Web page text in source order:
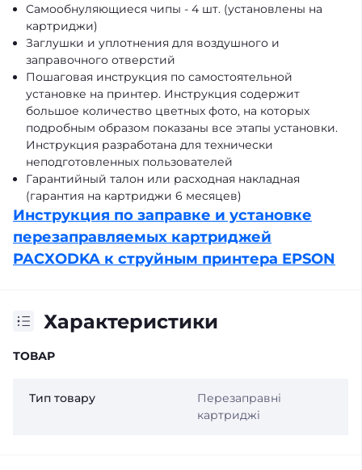
Cамообнуляющиеся чипы - 4 шт. (установлены на
картриджи)
Заглушки и уплотнения для воздушного и
заправочного отверстий
Пошаговая инструкция по самостоятельной
установке на принтер. Инструкция содержит
большое количество цветных фото, на которых
подробным образом показаны все этапы установки.
Инструкция разработана для технически
неподготовленных пользователей
Гарантийный талон или расходная накладная
(гарантия на картриджи 6 месяцев)
Инструкция по заправке и установке
перезаправляемых картриджей
PACXODKA к струйным принтера EPSON
Характеристики
ТОВАР
Тип товару
Перезаправні
картриджі